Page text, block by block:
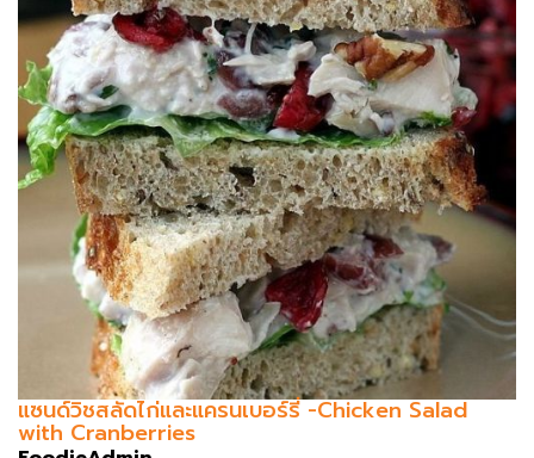
แซนด์วิชสลัดไก่และแครนเบอร์รี่ -Chicken Salad
with Cranberries